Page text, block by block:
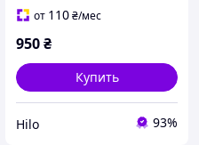
от 110₴/мес
950₴
Купить
Hilo 93%